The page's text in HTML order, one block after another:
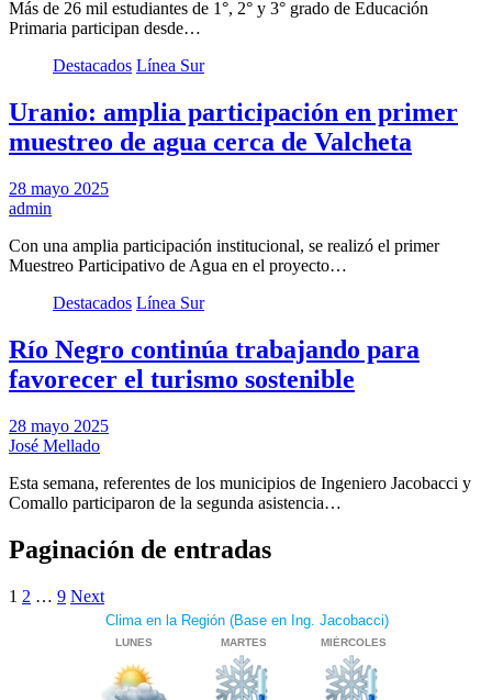
Más de 26 mil estudiantes de 1°, 2° y 3° grado de Educación
Primaria participan desde…
Destacados Línea Sur
Uranio: amplia participación en primer
muestreo de agua cerca de Valcheta
28 mayo 2025
admin
Con una amplia participación institucional, se realizó el primer
Muestreo Participativo de Agua en el proyecto…
Destacados Línea Sur
Río Negro continúa trabajando para
favorecer el turismo sostenible
28 mayo 2025
José Mellado
Esta semana, referentes de los municipios de Ingeniero Jacobacci y
Comallo participaron de la segunda asistencia…
Paginación de entradas
1 2 … 9 Next